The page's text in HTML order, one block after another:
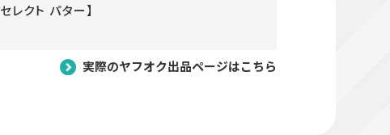
レクト パター】
実際のヤフオク出品ページはこちら